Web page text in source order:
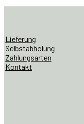
Lieferung
Selbstabholung
Zahlungsarten
Kontakt